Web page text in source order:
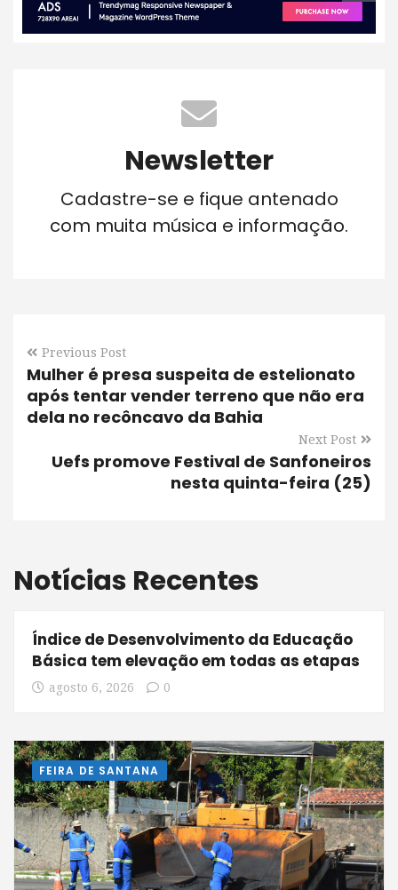
Newsletter
Cadastre-se e fique antenado
com muita música e informação.
Previous Post
Mulher é presa suspeita de estelionato
após tentar vender terreno que não era
dela no recôncavo da Bahia
Next Post
Uefs promove Festival de Sanfoneiros
nesta quinta-feira (25)
Notícias Recentes
Índice de Desenvolvimento da Educação
Básica tem elevação em todas as etapas
agosto 6, 2026 0
FEIRA DE SANTANA